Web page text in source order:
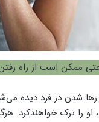
ممکن است از راه
شدن در فرد دیده
او را ترک خواهندکرد.